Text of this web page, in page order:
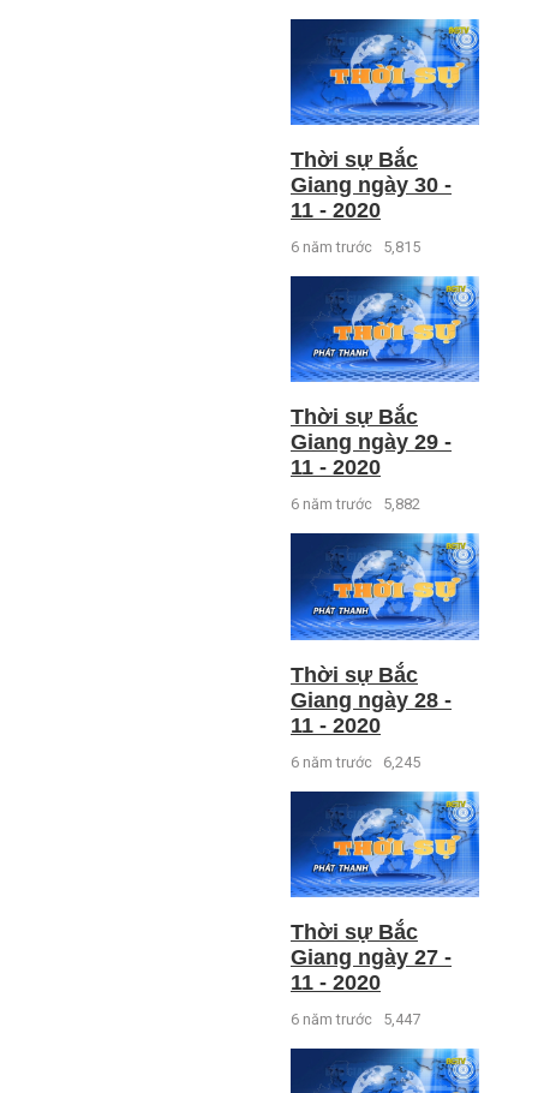
Thời sự Bắc
Giang ngày 30 -
11 - 2020
6 năm trước 5,815
Thời sự Bắc
Giang ngày 29 -
11 - 2020
6 năm trước 5,882
Thời sự Bắc
Giang ngày 28 -
11 - 2020
6 năm trước 6,245
Thời sự Bắc
Giang ngày 27 -
11 - 2020
6 năm trước 5,447